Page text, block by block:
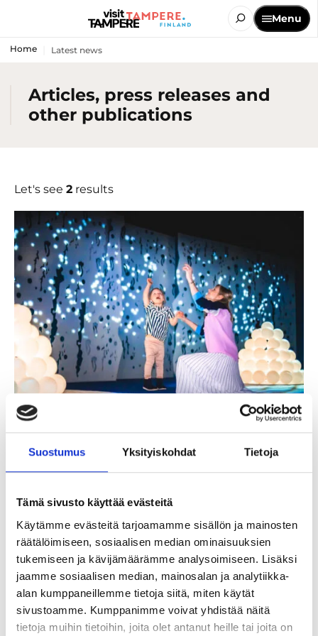
Suostumus Yksityiskohdat Tietoja
Tämä sivusto käyttää evästeitä
Käytämme evästeitä tarjoamamme sisällön ja mainosten
räätälöimiseen, sosiaalisen median ominaisuuksien
tukemiseen ja kävijämäärämme analysoimiseen. Lisäksi
jaamme sosiaalisen median, mainosalan ja analytiikka-
alan kumppaneillemme tietoja siitä, miten käytät
sivustoamme. Kumppanimme voivat yhdistää näitä
tietoja muihin tietoihin, joita olet antanut heille tai joita on
Menu
Home Latest news
Articles, press releases and
other publications
Let's see 2 results
Articles and tips 26.6.2024
Top 10 indoor activities for the whole family
The weather on your holiday isn’t perfect? Not to
worry, because Tampere has more than one exciting
make your holiday easier and gathered together…